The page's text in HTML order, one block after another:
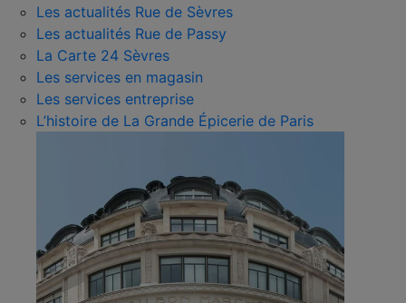
Les actualités Rue de Sèvres
Les actualités Rue de Passy
La Carte 24 Sèvres
Les services en magasin
Les services entreprise
L’histoire de La Grande Épicerie de Paris